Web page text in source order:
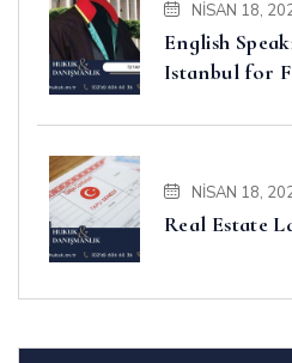
NISAN 18,
English
Istanbul for
NISAN 18,
Real Estate